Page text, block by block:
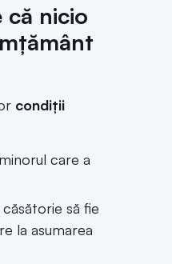
că nicio
condiții
minorul care a
să fie
la asumarea